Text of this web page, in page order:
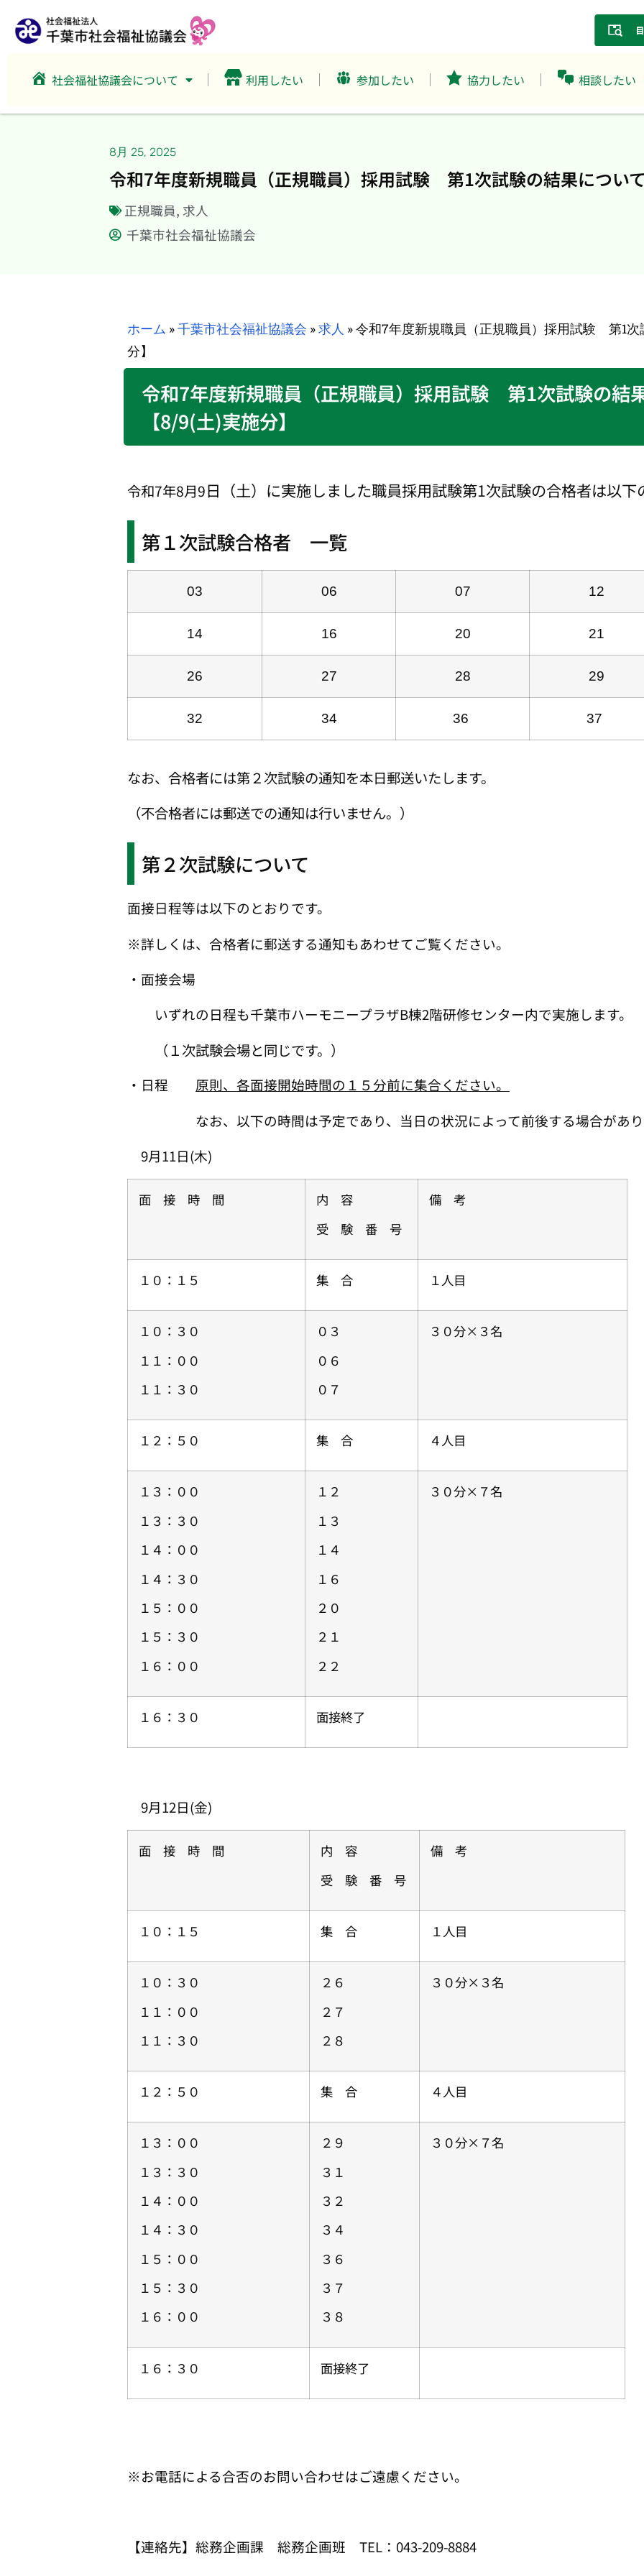
社会福祉協議会について 利用したい 参加したい 協力したい 相談したい
8月 25, 2025
令和7年度新規職員（正規職員）採用試験 第1次試験の結果につい
正規職員, 求人
千葉市社会福祉協議会
ホーム »千葉市社会福祉協議会 »求人 »令和7年度新規職員（正規職員）採用試験 第1
分】
令和7年度新規職員（正規職員）採用試験 第1次試験の結
【8/9(土)実施分】
令和7年8月9日（土）に実施しました職員採用試験第1次試験の合格者は以下
第１次試験合格者 一覧
03 06 07 12
14 16 20 21
26 27 28 29
32 34 36 37
なお、合格者には第２次試験の通知を本日郵送いたします。
（不合格者には郵送での通知は行いません。）
第２次試験について
面接日程等は以下のとおりです。
※詳しくは、合格者に郵送する通知もあわせてご覧ください。
・面接会場
いずれの日程も千葉市ハーモニープラザB棟2階研修センター内で実施します。
（１次試験会場と同じです。）
・日程 原則、各面接開始時間の１５分前に集合ください。
なお、以下の時間は予定であり、当日の状況によって前後する場合があり
9月11日(木)
面 接 時 間
内 容
受 験 番 号
備 考
１０：１５ 集 合 １人目
１０：３０
１１：００
１１：３０
０３
０６
０７
３０分×３名
１２：５０ 集 合 ４人目
１３：００
１３：３０
１４：００
１４：３０
１５：００
１５：３０
１６：００
１２
１３
１４
１６
２０
２１
２２
３０分×７名
１６：３０ 面接終了
9月12日(金)
面 接 時 間
内 容
受 験 番 号
備 考
１０：１５ 集 合 １人目
１０：３０
１１：００
１１：３０
２６
２７
２８
３０分×３名
１２：５０ 集 合 ４人目
１３：００
１３：３０
１４：００
１４：３０
１５：００
１５：３０
１６：００
２９
３１
３２
３４
３６
３７
３８
３０分×７名
１６：３０ 面接終了
※お電話による合否のお問い合わせはご遠慮ください。
【連絡先】総務企画課 総務企画班 TEL：043-209-8884